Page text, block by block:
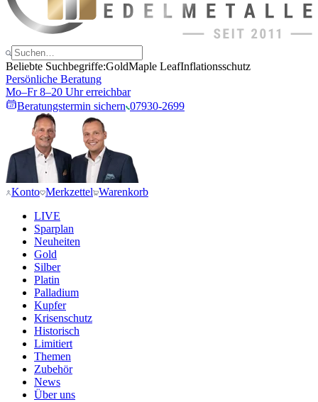
Beliebte Suchbegriffe:GoldMaple LeafInflationsschutz
Persönliche Beratung
Mo–Fr 8–20 Uhr erreichbar
Beratungstermin sichern 07930-2699
Konto Merkzettel Warenkorb
LIVE
Sparplan
Neuheiten
Gold
Silber
Platin
Palladium
Kupfer
Krisenschutz
Historisch
Limitiert
Themen
Zubehör
News
Über uns